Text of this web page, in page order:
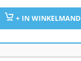
+ IN WINKELMAND